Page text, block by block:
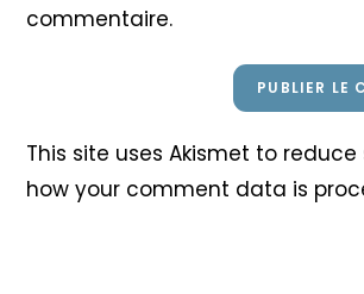
commentaire.
This site uses Akismet to reduce
how your comment data is